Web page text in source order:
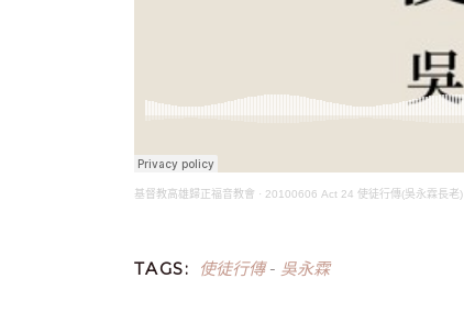
基督教高雄歸正福音教會 · 20100606 Act 24 使徒行傳(吳永霖長老)
TAGS: 使徒行傳- 吳永霖